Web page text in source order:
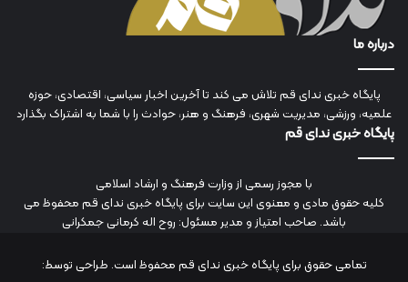
درباره ما
پایگاه خبری ندای قم تلاش می کند تا آخرین اخبار سیاسی، اقتصادی، حوزه
علمیه، ورزشی، مدیریت شهری، فرهنگ و هنر، حوادث را با شما به اشتراک بگذارد
پایگاه خبری ندای قم
با مجوز رسمی از وزارت فرهنگ و ارشاد اسلامی
کلیه حقوق مادی و معنوی این سایت برای پایگاه خبری ندای قم محفوظ می
باشد. صاحب امتیاز و مدیر مسئول: روح اله کرمانی جمکرانی
تمامی حقوق برای پایگاه خبری ندای قم محفوظ است. طراحی توسط: